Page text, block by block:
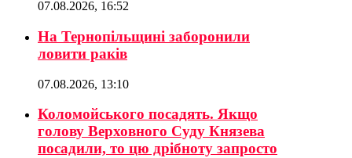
07.08.2026, 16:52
На Тернопільщині заборонили
ловити раків
07.08.2026, 13:10
Коломойського посадять. Якщо
голову Верховного Суду Князева
посадили, то цю дрібноту запросто